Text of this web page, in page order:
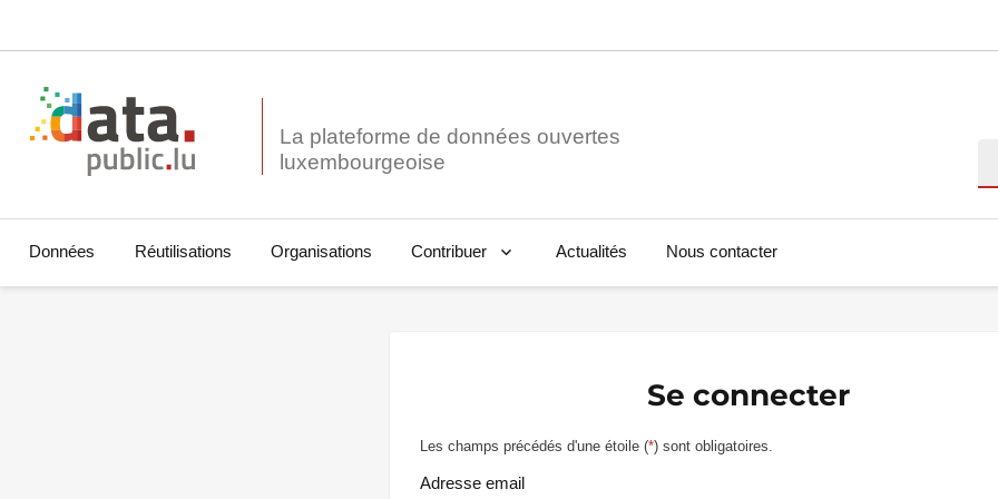
La plateforme de données ouvertes
Données Réutilisations Organisations Contribuer Actualités Nous contacter
Se connecter
Les champs précédés d'une étoile (*) sont obligatoires.
Adresse email